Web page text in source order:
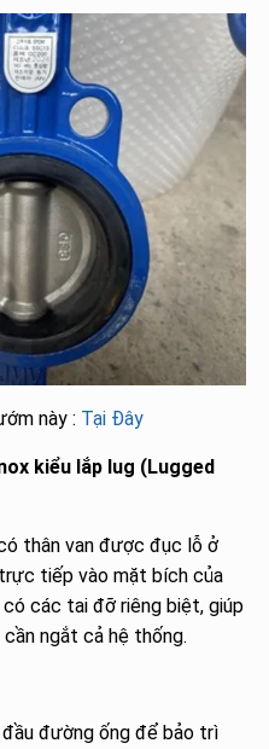
này : Tại Đây
kiểu lắp lug (Lugged
thân van được đục lỗ ở
tiếp vào mặt bích của
các tai đỡ riêng biệt, giúp
ngắt cả hệ thống.
đường ống để bảo trì